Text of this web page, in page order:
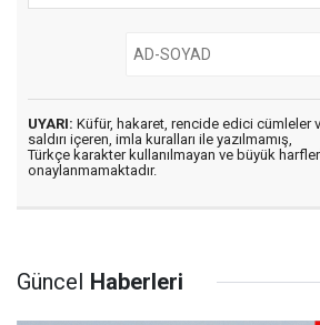
UYARI: Küfür, hakaret, rencide edici cümleler
saldırı içeren, imla kuralları ile yazılmamış,
Türkçe karakter kullanılmayan ve büyük
onaylanmamaktadır.
Güncel Haberleri